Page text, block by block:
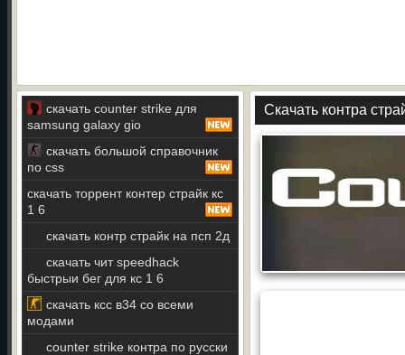
скачать counter strike для
samsung galaxy gio
скачать большой справочник
по css
скачать торрент контер страйк кс
1 6
скачать контр страйк на псп 2д
скачать чит speedhack
быстрыи бег для кс 1 6
скачать ксс в34 со всеми
модами
counter strike контра по русски
Скачать контра